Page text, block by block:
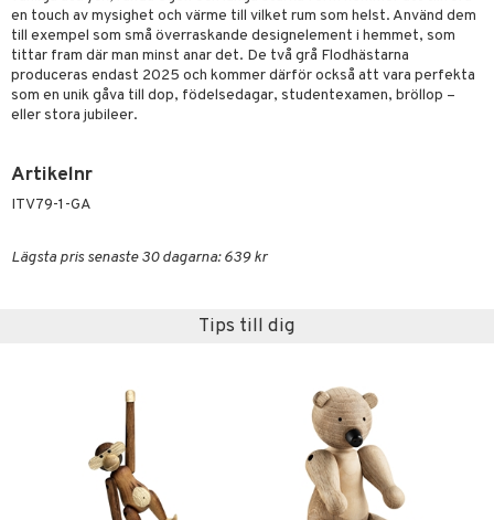
en touch av mysighet och värme till vilket rum som helst. Använd dem
till exempel som små överraskande designelement i hemmet, som
tittar fram där man minst anar det. De två grå Flodhästarna
produceras endast 2025 och kommer därför också att vara perfekta
som en unik gåva till dop, födelsedagar, studentexamen, bröllop –
eller stora jubileer.
Artikelnr
ITV79-1-GA
Lägsta pris senaste 30 dagarna: 639 kr
Tips till dig